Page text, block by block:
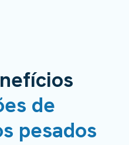
de
pesados